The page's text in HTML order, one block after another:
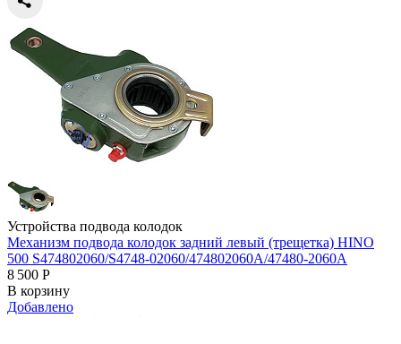
Устройства подвода колодок
Механизм подвода колодок задний левый (трещетка) HINO
500 S474802060/S4748-02060/474802060A/47480-2060A
8 500 Р
В корзину
Добавлено